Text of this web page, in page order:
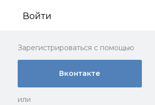
Войти
Зарегистрироваться с помощью
Вконтакте
или